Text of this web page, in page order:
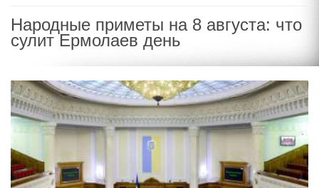
Народные приметы на 8 августа: что
сулит Ермолаев день